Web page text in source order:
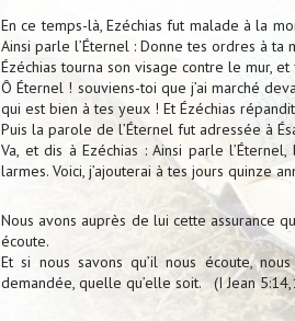
En ce temps-là, Ezéchias fut malade à la
Ainsi parle l’Éternel : Donne tes ordres à ta
Ézéchias tourna son visage contre le mur,
Ô Éternel ! souviens-toi que j’ai marché
qui est bien à tes yeux ! Et Ézéchias
Puis la parole de l’Éternel fut adressée à
Va, et dis à Ezéchias : Ainsi parle
larmes. Voici, j’ajouterai à tes jours quinze
Nous avons auprès de lui cette assurance
écoute.
Et si nous savons qu’il nous écoute,
demandée, quelle qu’elle soit. (I Jean